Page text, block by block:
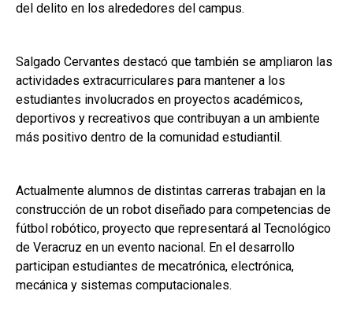
del delito en los alrededores del campus.
Salgado Cervantes destacó que también se ampliaron las
actividades extracurriculares para mantener a los
estudiantes involucrados en proyectos académicos,
deportivos y recreativos que contribuyan a un ambiente
más positivo dentro de la comunidad estudiantil.
Actualmente alumnos de distintas carreras trabajan en la
construcción de un robot diseñado para competencias de
fútbol robótico, proyecto que representará al Tecnológico
de Veracruz en un evento nacional. En el desarrollo
participan estudiantes de mecatrónica, electrónica,
mecánica y sistemas computacionales.